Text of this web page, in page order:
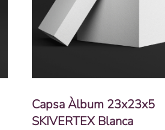
Capsa Àlbum 23x23x5
SKIVERTEX Blanca